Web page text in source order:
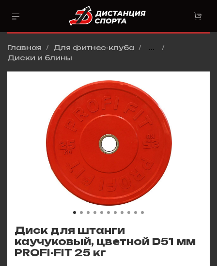
Главная Для фитнес-клуба
...
Диски и блины
Диск для штанги
каучуковый, цветной D51 мм
PROFI-FIT 25 кг